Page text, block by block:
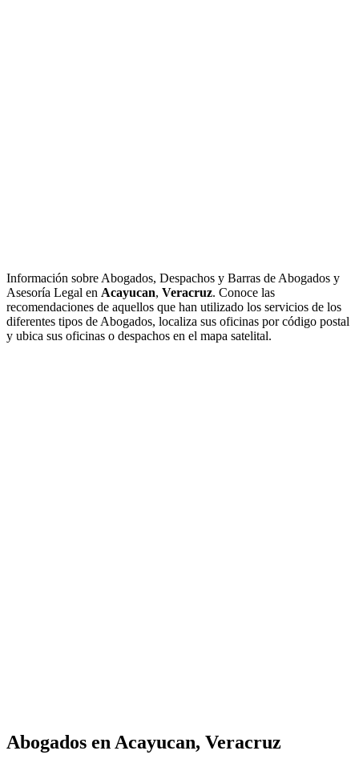
Información sobre Abogados, Despachos y Barras de Abogados y
Asesoría Legal en Acayucan, Veracruz. Conoce las
recomendaciones de aquellos que han utilizado los servicios de los
diferentes tipos de Abogados, localiza sus oficinas por código postal
y ubica sus oficinas o despachos en el mapa satelital.
Abogados en Acayucan, Veracruz